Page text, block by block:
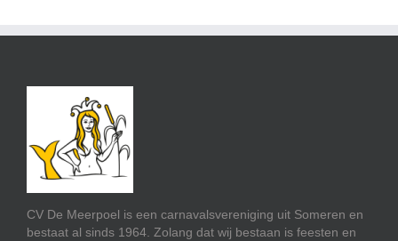
CV De Meerpoel is een carnavalsvereniging uit Someren en
bestaat al sinds 1964. Zolang dat wij bestaan is feesten en